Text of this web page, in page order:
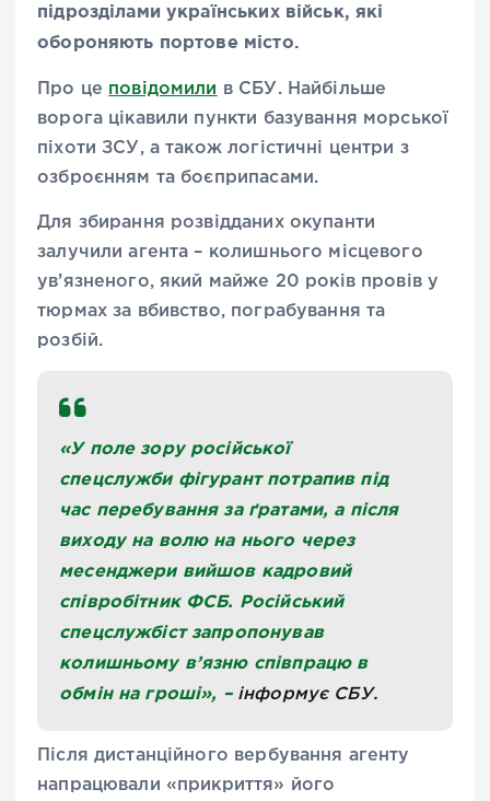
підрозділами українських військ, які
обороняють портове місто.
Про це повідомили в СБУ. Найбільше
ворога цікавили пункти базування морської
піхоти ЗСУ, а також логістичні центри з
озброєнням та боєприпасами.
Для збирання розвідданих окупанти
залучили агента – колишнього місцевого
ув’язненого, який майже 20 років провів у
тюрмах за вбивство, пограбування та
розбій.
«У поле зору російської
спецслужби фігурант потрапив під
час перебування за ґратами, а після
виходу на волю на нього через
месенджери вийшов кадровий
співробітник ФСБ. Російський
спецслужбіст запропонував
колишньому в’язню співпрацю в
обмін на гроші», – інформує СБУ.
Після дистанційного вербування агенту
напрацювали «прикриття» його